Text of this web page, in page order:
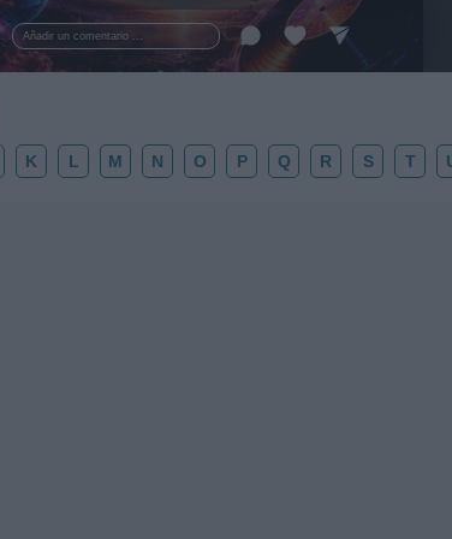
Añadir un comentario ...
al firmamento y siente la gravedad cero. 💾 ¡Guarda
esta colección para tu próxima noche estrellada!
✨⭐
K L M N O P Q R S T